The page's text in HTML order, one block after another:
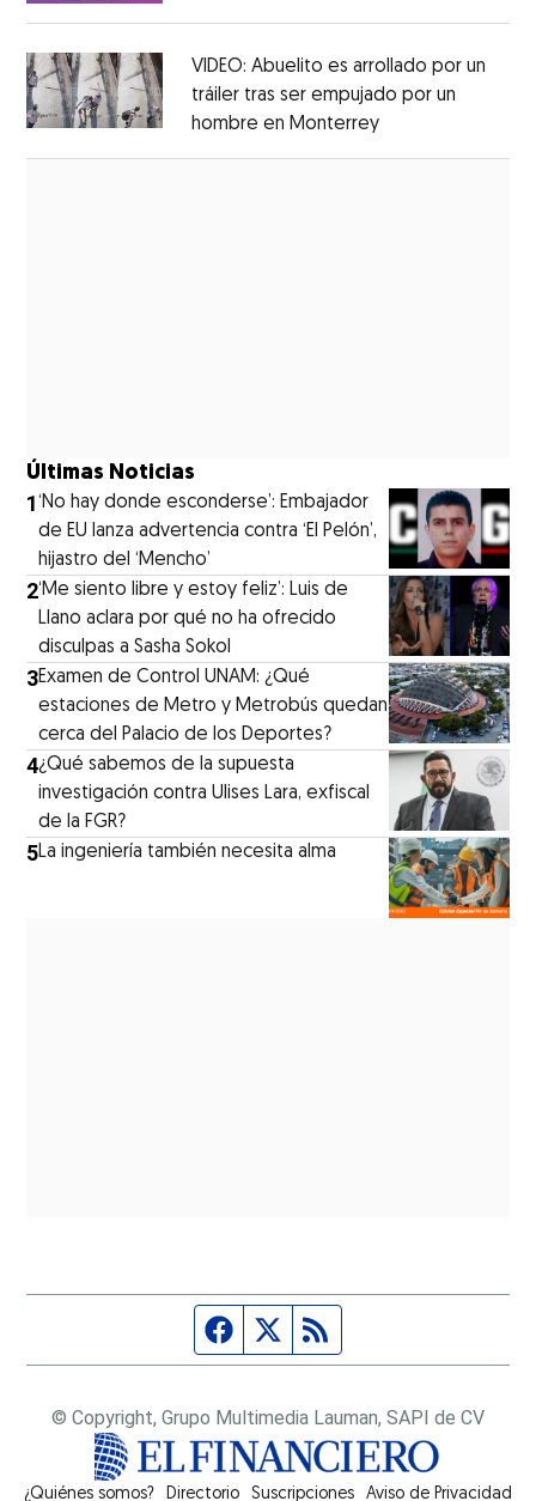
VIDEO: Abuelito es arrollado por un
tráiler tras ser empujado por un
hombre en MonterreyOpens in new
Últimas Noticias
1‘No hay donde esconderse’: Embajador
de EU lanza advertencia contra ‘El Pelón’,
hijastro del ‘Mencho’
2‘Me siento libre y estoy feliz’: Luis de
Llano aclara por qué no ha ofrecido
disculpas a Sasha Sokol
3Examen de Control UNAM: ¿Qué
estaciones de Metro y Metrobús quedan
cerca del Palacio de los Deportes?
4¿Qué sabemos de la supuesta
investigación contra Ulises Lara, exfiscal
de la FGR?
5La ingeniería también necesita alma
Página de Facebook
Fuente Twitter
© Copyright, Grupo Multimedia Lauman, SAPI de CV
¿Quiénes somos? Directorio Suscripciones Opens in new window
Aviso de Privacidad